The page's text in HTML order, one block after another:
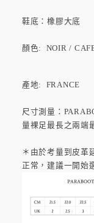
鞋底：橡膠大底
顏色: NOIR /
產地: FRANCE
尺寸測量：
量裸足最長之兩端
＊由於考量到皮革
正常，建議一開始